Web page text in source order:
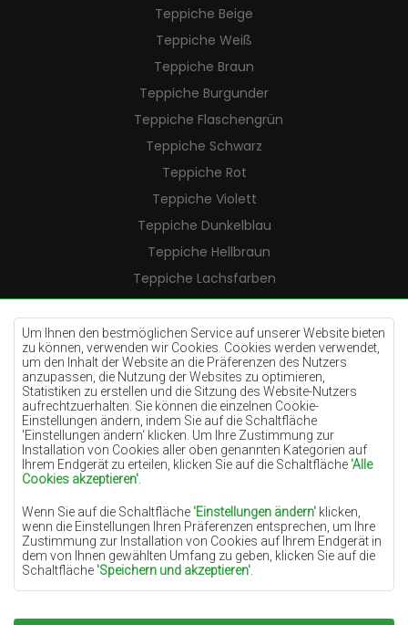
Um Ihnen den bestmöglichen Service auf unserer Website bieten
zu können, verwenden wir Cookies. Cookies werden verwendet,
um den Inhalt der Website an die Präferenzen des Nutzers
anzupassen, die Nutzung der Websites zu optimieren,
Statistiken zu erstellen und die Sitzung des Website-Nutzers
aufrechtzuerhalten. Sie können die einzelnen Cookie-
Einstellungen ändern, indem Sie auf die Schaltfläche
'Einstellungen ändern‘ klicken. Um Ihre Zustimmung zur
Installation von Cookies aller oben genannten Kategorien auf
Ihrem Endgerät zu erteilen, klicken Sie auf die Schaltfläche 'Alle
Cookies akzeptieren'
Wenn Sie auf die Schaltfläche 'Einstellungen ändern' klicken,
wenn die Einstellungen Ihren Präferenzen entsprechen, um Ihre
Zustimmung zur Installation von Cookies auf Ihrem Endgerät in
dem von Ihnen gewählten Umfang zu geben, klicken Sie auf die
Schaltfläche 'Speichern und akzeptieren'
Grundlage für die Verarbeitung das berechtigte Interesse des
Teppiche Beige
Teppiche Weiß
Teppiche Braun
Teppiche Burgunder
Teppiche Flaschengrün
Teppiche Schwarz
Teppiche Rot
Teppiche Violett
Teppiche Dunkelblau
Teppiche Hellbraun
Teppiche Lachsfarben
Teppiche Cremefarben
Teppiche Lilac
Teppiche Gelb
Teppiche Pfefferminz
Teppiche Blau
Teppiche Orange
Teppiche Rosa
Teppiche Terrakotte
Teppiche Grün
Teppiche Golden